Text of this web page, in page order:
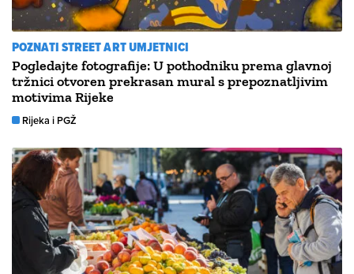
POZNATI STREET ART UMJETNICI
Pogledajte fotografije: U pothodniku prema glavnoj
tržnici otvoren prekrasan mural s prepoznatljivim
motivima Rijeke
Rijeka i PGŽ